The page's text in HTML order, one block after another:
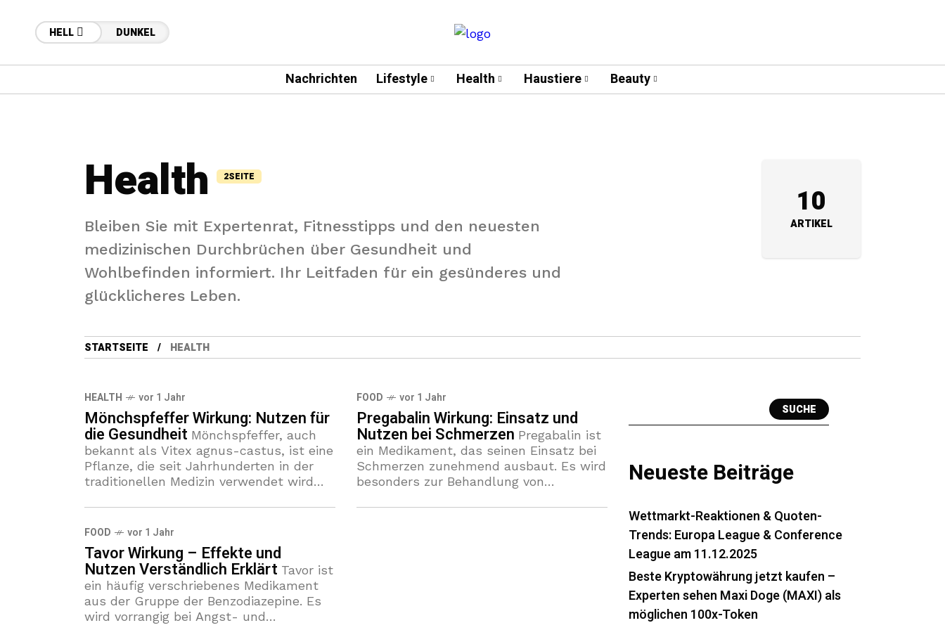
HELL DUNKEL
Nachrichten Lifestyle Health Haustiere Beauty
Health 2SEITE
Bleiben Sie mit Expertenrat, Fitnesstipps und den neuesten
medizinischen Durchbrüchen über Gesundheit und
Wohlbefinden informiert. Ihr Leitfaden für ein gesünderes und
glücklicheres Leben.
10
ARTIKEL
STARTSEITE HEALTH
HEALTH vor 1 Jahr
Mönchspfeffer Wirkung: Nutzen für
die Gesundheit Mönchspfeffer, auch
bekannt als Vitex agnus-castus, ist eine
Pflanze, die seit Jahrhunderten in der
traditionellen Medizin verwendet wird
Vorteile bekannt ist. Besonders Frauen
profitieren von
FOOD vor 1 Jahr
Pregabalin Wirkung: Einsatz und
Nutzen bei Schmerzen Pregabalin ist
ein Medikament, das seinen Einsatz bei
Schmerzen zunehmend ausbaut. Es wird
besonders zur Behandlung von
die häufig bei Erkrankungen wie Diabetes
FOOD vor 1 Jahr
Tavor Wirkung – Effekte und
Nutzen Verständlich Erklärt Tavor ist
ein häufig verschriebenes Medikament
aus der Gruppe der Benzodiazepine. Es
wird vorrangig bei Angst- und
SUCHE
Neueste Beiträge
Wettmarkt-Reaktionen & Quoten-
Trends: Europa League & Conference
League am 11.12.2025
Beste Kryptowährung jetzt kaufen –
Experten sehen Maxi Doge (MAXI) als
möglichen 100x-Token